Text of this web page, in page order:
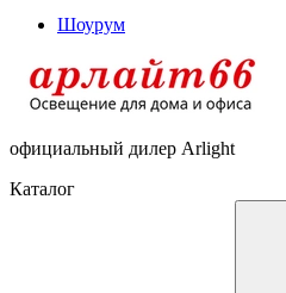
Шоурум
официальный дилер Arlight
Каталог